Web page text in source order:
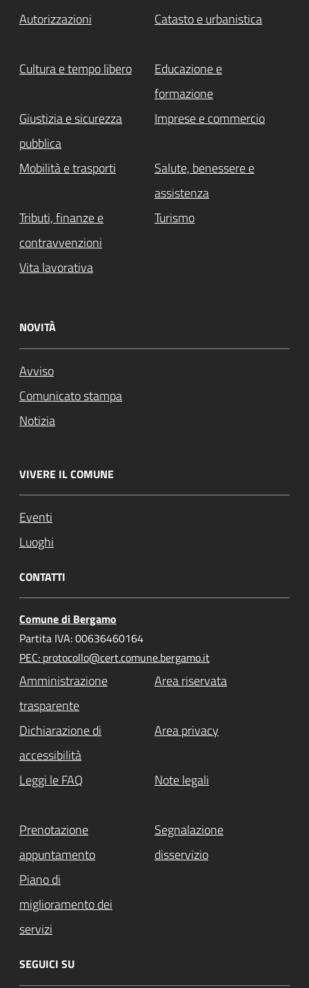
Autorizzazioni Catasto e urbanistica
Cultura e tempo libero
Educazione e
formazione
Giustizia e sicurezza
pubblica
Imprese e commercio
Mobilità e trasporti
Salute, benessere e
assistenza
Tributi, finanze e
contravvenzioni
Turismo
Vita lavorativa
NOVITÀ
Avviso
Comunicato stampa
Notizia
VIVERE IL COMUNE
Eventi
Luoghi
CONTATTI
Comune di Bergamo
Partita IVA: 00636460164
PEC: protocollo@cert.comune.bergamo.it
Amministrazione
trasparente
Area riservata
Dichiarazione di
accessibilità
Area privacy
Leggi le FAQ Note legali
Prenotazione
appuntamento
Segnalazione
disservizio
Piano di
miglioramento dei
servizi
SEGUICI SU